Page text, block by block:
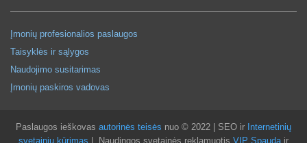
Įmonių profesionalios paslaugos
Taisyklės ir sąlygos
Naudojimo susitarimas
Įmonių paskiros vadovas
Paslaugos ieškovas autorinės teisės nuo © 2022 | SEO ir Internetinių
svetainių kūrimas | Naudingos svetainės reklamuotis VIP Spauda ir